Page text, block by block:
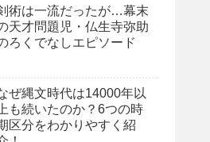
術は一流だったが…幕末
天才問題児・仏生寺弥助
ろくでなしエピソード
ぜ縄文時代は14000年以
上も続いたのか？6つの時
区分をわかりやすく紹